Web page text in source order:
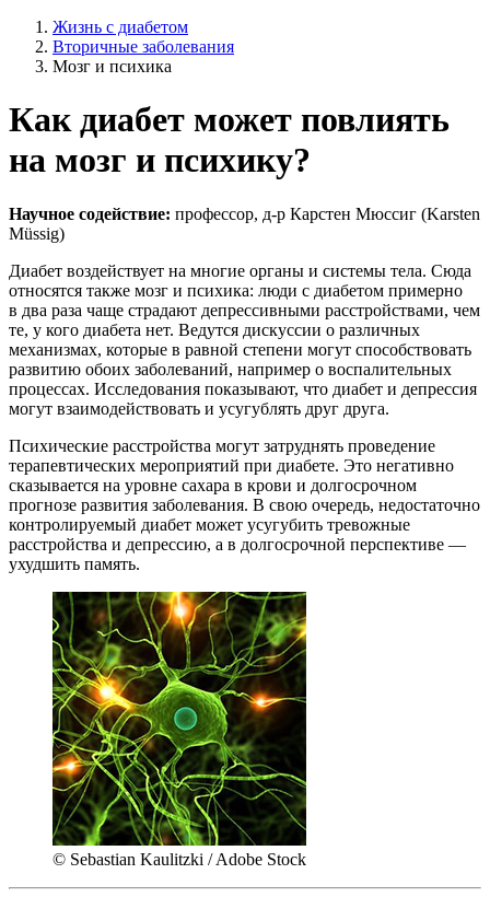
Жизнь с диабетом
Вторичные заболевания
Мозг и психика
Как диабет может повлиять
на мозг и психику?
Научное содействие: профессор, д-р Карстен Мюссиг (Karsten
Müssig)
Диабет воздействует на многие органы и системы тела. Сюда
относятся также мозг и психика: люди с диабетом примерно
в два раза чаще страдают депрессивными расстройствами, чем
те, у кого диабета нет. Ведутся дискуссии о различных
механизмах, которые в равной степени могут способствовать
развитию обоих заболеваний, например о воспалительных
процессах. Исследования показывают, что диабет и депрессия
могут взаимодействовать и усугублять друг друга.
Психические расстройства могут затруднять проведение
терапевтических мероприятий при диабете. Это негативно
сказывается на уровне сахара в крови и долгосрочном
прогнозе развития заболевания. В свою очередь, недостаточно
контролируемый диабет может усугубить тревожные
расстройства и депрессию, а в долгосрочной перспективе —
ухудшить память.
© Sebastian Kaulitzki / Adobe Stock